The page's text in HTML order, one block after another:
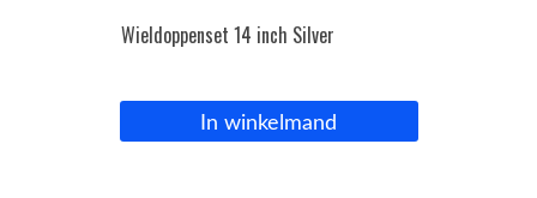
Wieldoppenset 14 inch Silver
In winkelmand